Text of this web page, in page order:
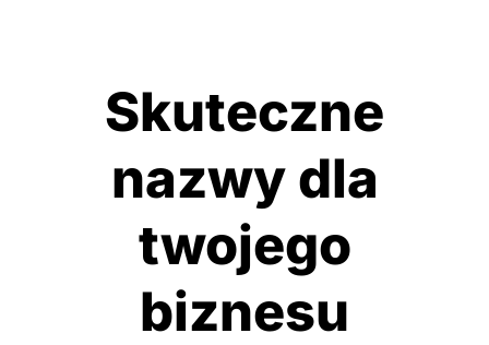
Skuteczne
nazwy dla
twojego
biznesu